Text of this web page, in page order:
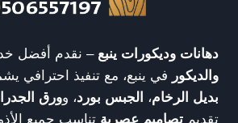
دهانات وديكورات ينبع – نقدم أفضل
والديكور في ينبع، مع تنفيذ احترافي
بديل الرخام، الجبس بورد، وورق
تقديم تصاميم عصرية تناسب جميع